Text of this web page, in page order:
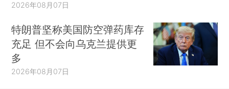
2026年08月07日
特朗普坚称美国防空弹药库存
充足 但不会向乌克兰提供更
多
2026年08月07日